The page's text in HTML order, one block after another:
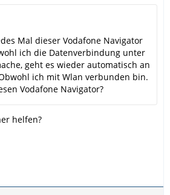
Mal dieser Vodafone Navigator
ich die Datenverbindung unter
geht es wieder automatisch an
ich mit Wlan verbunden bin.
Vodafone Navigator?
helfen?